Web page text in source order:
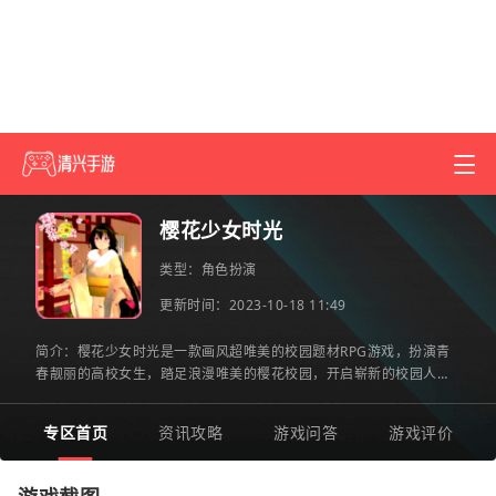
樱花少女时光
类型： 角色扮演
更新时间：2023-10-18 11:49
简介：樱花少女时光是一款画风超唯美的校园题材RPG游戏，扮演青
春靓丽的高校女生，踏足浪漫唯美的樱花校园，开启崭新的校园人
专区首页 资讯攻略 游戏问答 游戏评价